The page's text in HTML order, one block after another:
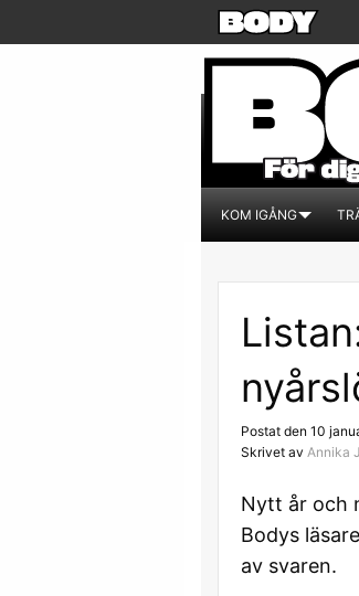
KOM IGÅNG
Postat den 10
Skrivet av Annika
Nytt år och
Bodys
av svaren.